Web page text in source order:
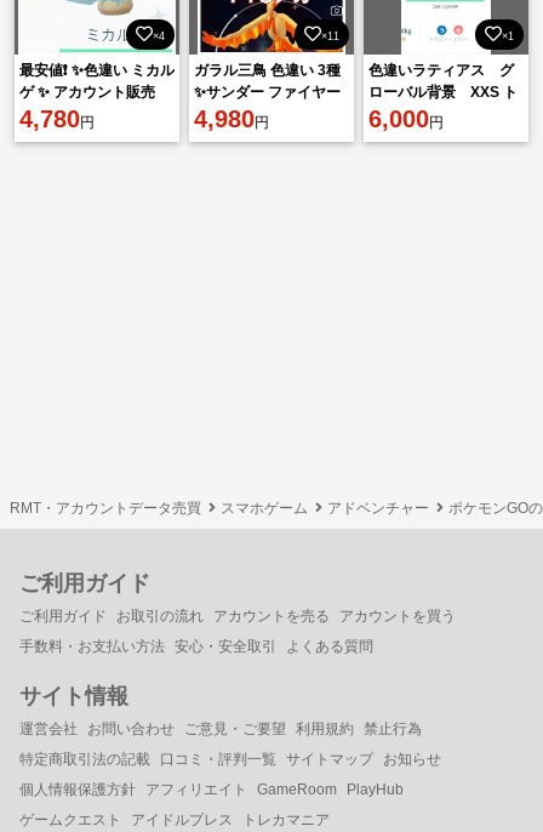
×4
最安値❗️ ✨色違い ミカル
ゲ ✨ アカウント販売
4,780円
×11
ガラル三鳥 色違い 3種
✨サンダー ファイヤー
フリーザー ✨アカウン
ト販売
4,980円
×1
色違いラティアス グ
ローバル背景 XXS ト
レード
6,000円
RMT・アカウントデータ売買 スマホゲーム アドベンチャー ポケモンGO
ご利用ガイド
ご利用ガイド お取引の流れ アカウントを売る
アカウントを買う
手数料・お支払い方法 安心・安全取引 よくある質問
サイト情報
運営会社 お問い合わせ ご意見・ご要望 利用規約
禁止行為
特定商取引法の記載
口コミ・評判一覧 サイトマップ
お知らせ
個人情報保護方針
アフィリエイト GameRoom
PlayHub
ゲームクエスト
アイドルプレス トレカマニア